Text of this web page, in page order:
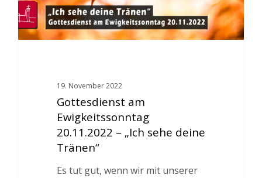
19. November 2022
Gottesdienst am
Ewigkeitssonntag
20.11.2022 – „Ich sehe deine
Tränen“
Es tut gut, wenn wir mit unserer